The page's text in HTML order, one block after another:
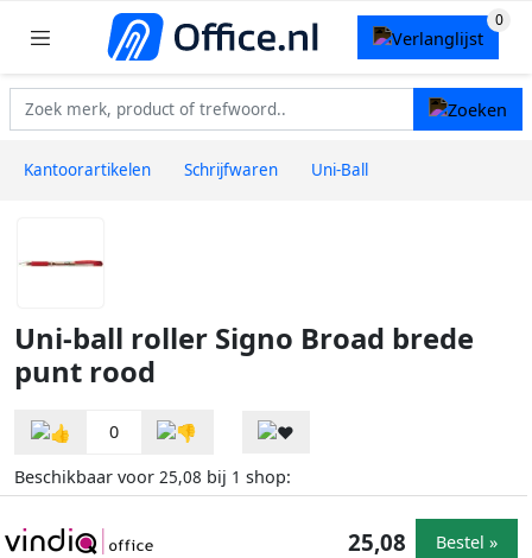
Kantoorartikelen Schrijfwaren Uni-Ball
Uni-ball roller Signo Broad brede
punt rood
0
Beschikbaar voor 25,08 bij 1 shop:
25,08 Bestel »